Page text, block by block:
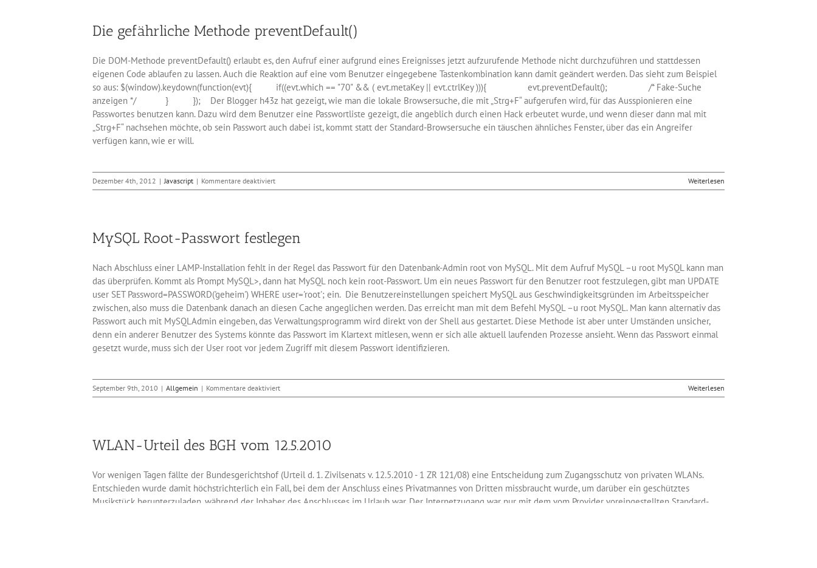
per
Update
Die gefährliche Methode preventDefault()
Die DOM-Methode preventDefault() erlaubt es, den Aufruf einer aufgrund eines Ereignisses jetzt aufzurufende Methode nicht durchzuführen und stattdessen
eigenen Code ablaufen zu lassen. Auch die Reaktion auf eine vom Benutzer eingegebene Tastenkombination kann damit geändert werden. Das sieht zum Beispiel
so aus: $(window).keydown(function(evt){ if((evt.which == "70" && ( evt.metaKey || evt.ctrlKey ))){ evt.preventDefault(); /* Fake-Suche
anzeigen */ } }); Der Blogger h43z hat gezeigt, wie man die lokale Browsersuche, die mit „Strg+F“ aufgerufen wird, für das Ausspionieren eine
Passwortes benutzen kann. Dazu wird dem Benutzer eine Passwortliste gezeigt, die angeblich durch einen Hack erbeutet wurde, und wenn dieser dann mal mit
„Strg+F“ nachsehen möchte, ob sein Passwort auch dabei ist, kommt statt der Standard-Browsersuche ein täuschen ähnliches Fenster, über das ein Angreifer
verfügen kann, wie er will.
Dezember 4th, 2012 | Javascript | Kommentare deaktiviertfür
Die
Weiterlesen
MySQL Root-Passwort festlegen
Nach Abschluss einer LAMP-Installation fehlt in der Regel das Passwort für den Datenbank-Admin root von MySQL. Mit dem Aufruf MySQL –u root MySQL kann man
das überprüfen. Kommt als Prompt MySQL>, dann hat MySQL noch kein root-Passwort. Um ein neues Passwort für den Benutzer root festzulegen, gibt man UPDATE
user SET Password=PASSWORD('geheim') WHERE user='root'; ein. Die Benutzereinstellungen speichert MySQL aus Geschwindigkeitsgründen im Arbeitsspeicher
zwischen, also muss die Datenbank danach an diesen Cache angeglichen werden. Das erreicht man mit dem Befehl MySQL –u root MySQL. Man kann alternativ das
Passwort auch mit MySQLAdmin eingeben, das Verwaltungsprogramm wird direkt von der Shell aus gestartet. Diese Methode ist aber unter Umständen unsicher,
denn ein anderer Benutzer des Systems könnte das Passwort im Klartext mitlesen, wenn er sich alle aktuell laufenden Prozesse ansieht. Wenn das Passwort einmal
gesetzt wurde, muss sich der User root vor jedem Zugriff mit diesem Passwort identifizieren.
September 9th, 2010 | Allgemein | Kommentare deaktiviertfür
MySQL
Weiterlesen
WLAN-Urteil des BGH vom 12.5.2010
Vor wenigen Tagen fällte der Bundesgerichtshof (Urteil d. 1. Zivilsenats v. 12.5.2010 - 1 ZR 121/08) eine Entscheidung zum Zugangsschutz von privaten WLANs.
Entschieden wurde damit höchstrichterlich ein Fall, bei dem der Anschluss eines Privatmannes von Dritten missbraucht wurde, um darüber ein geschütztes
Musikstück herunterzuladen, während der Inhaber des Anschlusses im Urlaub war. Der Internetzugang war nur mit dem vom Provider voreingestellten Standard-